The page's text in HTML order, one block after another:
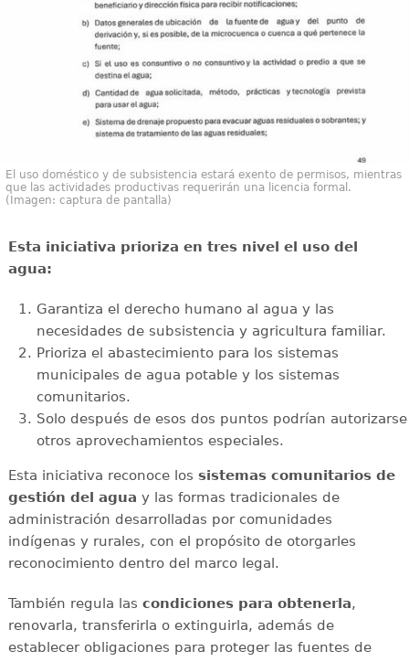
El uso doméstico y de subsistencia estará exento de permisos, mientras
que las actividades productivas requerirán una licencia formal.
(Imagen: captura de pantalla)
Esta iniciativa prioriza en tres nivel el uso del
agua:
Garantiza el derecho humano al agua y las
necesidades de subsistencia y agricultura familiar.
Prioriza el abastecimiento para los sistemas
municipales de agua potable y los sistemas
comunitarios.
Solo después de esos dos puntos podrían autorizarse
otros aprovechamientos especiales.
Esta iniciativa reconoce los sistemas comunitarios de
gestión del agua y las formas tradicionales de
administración desarrolladas por comunidades
indígenas y rurales, con el propósito de otorgarles
reconocimiento dentro del marco legal.
También regula las condiciones para obtenerla,
renovarla, transferirla o extinguirla, además de
establecer obligaciones para proteger las fuentes de